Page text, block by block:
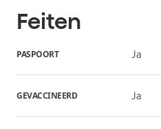
Feiten
PASPOORT Ja
GEVACCINEERD Ja